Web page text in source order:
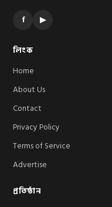
f ▶
লিংক
Home
About Us
Contact
Privacy Policy
Terms of Service
Advertise
প্রতিষ্ঠান